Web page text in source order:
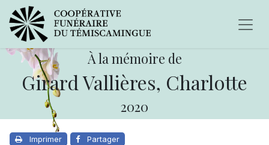
À la mémoire de
Girard Vallières, Charlotte
2020
Imprimer Partager